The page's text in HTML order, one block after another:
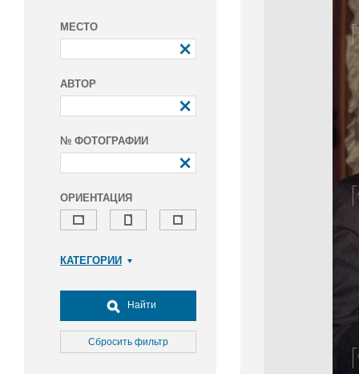
МЕСТО
АВТОР
№ ФОТОГРАФИИ
ОРИЕНТАЦИЯ
КАТЕГОРИИ
Досуг, туризм и отдых
Культура
Медицина
Найти
Сбросить фильтр